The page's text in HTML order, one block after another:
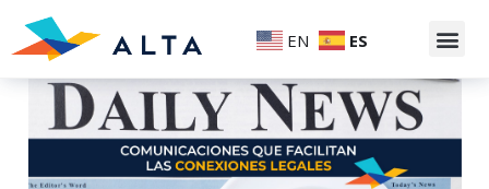
EN ES